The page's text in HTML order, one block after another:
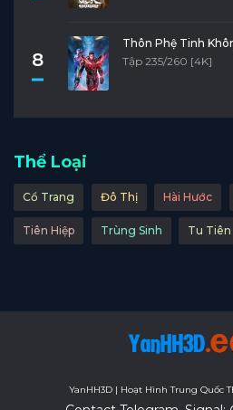
8
Thôn Phệ Tinh
Tập 235/260 [4K]
Thể Loại
Cổ Trang Đô Thị Hài Hước
Tiên Hiệp Trùng Sinh Tu Tiên
YanHH3D | Hoạt Hình Trung Quốc